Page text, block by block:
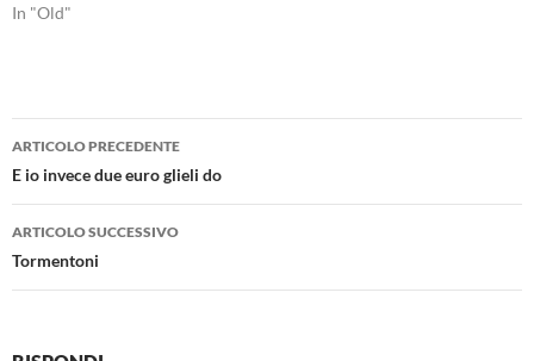
In "Old"
Navigazione
articolo
ARTICOLO PRECEDENTE
E io invece due euro glieli do
ARTICOLO SUCCESSIVO
Tormentoni